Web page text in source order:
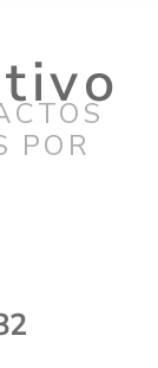
POR